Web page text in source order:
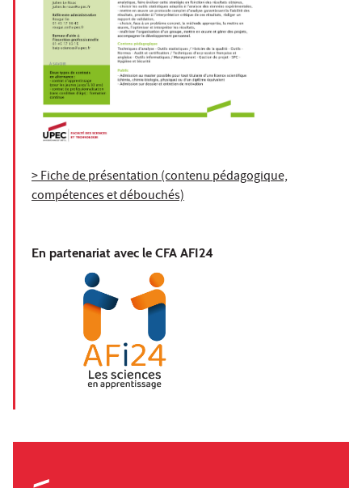
> Fiche de présentation (contenu pédagogique,
compétences et débouchés)
En partenariat avec le CFA AFI24